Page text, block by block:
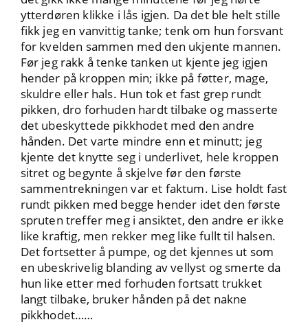
ytterdøren klikke i lås igjen. Da det ble helt stille
fikk jeg en vanvittig tanke; tenk om hun forsvant
for kvelden sammen med den ukjente mannen.
Før jeg rakk å tenke tanken ut kjente jeg igjen
hender på kroppen min; ikke på føtter, mage,
skuldre eller hals. Hun tok et fast grep rundt
pikken, dro forhuden hardt tilbake og masserte
det ubeskyttede pikkhodet med den andre
hånden. Det varte mindre enn et minutt; jeg
kjente det knytte seg i underlivet, hele kroppen
sitret og begynte å skjelve før den første
sammentrekningen var et faktum. Lise holdt fast
rundt pikken med begge hender idet den første
spruten treffer meg i ansiktet, den andre er ikke
like kraftig, men rekker meg like fullt til halsen.
Det fortsetter å pumpe, og det kjennes ut som
en ubeskrivelig blanding av vellyst og smerte da
hun like etter med forhuden fortsatt trukket
langt tilbake, bruker hånden på det nakne
pikkhodet……